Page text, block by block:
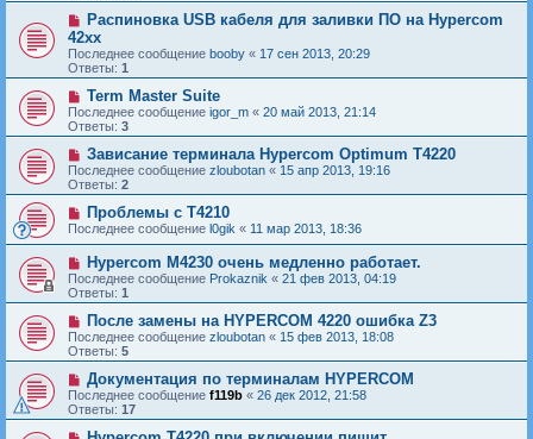
Распиновка USB кабеля для заливки ПО на Hypercom
42хх
Последнее сообщение booby « 17 сен 2013, 20:29
Ответы: 1
Term Master Suite
Последнее сообщение igor_m « 20 май 2013, 21:14
Ответы: 3
Зависание терминала Hypercom Optimum T4220
Последнее сообщение zloubotan « 15 апр 2013, 19:16
Ответы: 2
Проблемы с T4210
Последнее сообщение l0gik « 11 мар 2013, 18:36
Hypercom M4230 очень медленно работает.
Последнее сообщение Prokaznik « 21 фев 2013, 04:19
Ответы: 1
После замены на HYPERCOM 4220 ошибка Z3
Последнее сообщение zloubotan « 15 фев 2013, 18:08
Ответы: 5
Документация по терминалам HYPERCOM
Последнее сообщение f119b « 26 дек 2012, 21:58
Ответы: 17